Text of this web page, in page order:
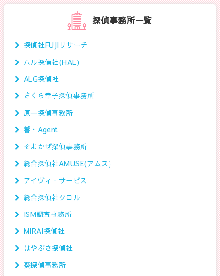
探偵事務所一覧
探偵社FUJIリサーチ
ハル探偵社(HAL)
ALG探偵社
さくら幸子探偵事務所
原一探偵事務所
響・Agent
そよかぜ探偵事務所
総合探偵社AMUSE(アムス)
アイヴィ・サービス
総合探偵社クロル
ISM調査事務所
MIRAI探偵社
はやぶさ探偵社
葵探偵事務所